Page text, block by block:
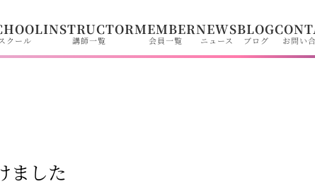
スクール
INSTRUCTOR
講師一覧
MEMBER
会員一覧
NEWS
ニュース
BLOG
ブログ お問い
ました